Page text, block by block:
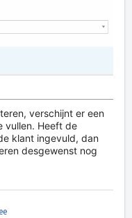
verschijnt er een
vullen. Heeft de
klant ingevuld, dan
desgewenst nog